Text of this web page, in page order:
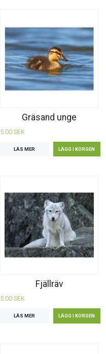
Gräsand unge
5.00 SEK
LÄS MER
Fjällräv
5.00 SEK
LÄS MER